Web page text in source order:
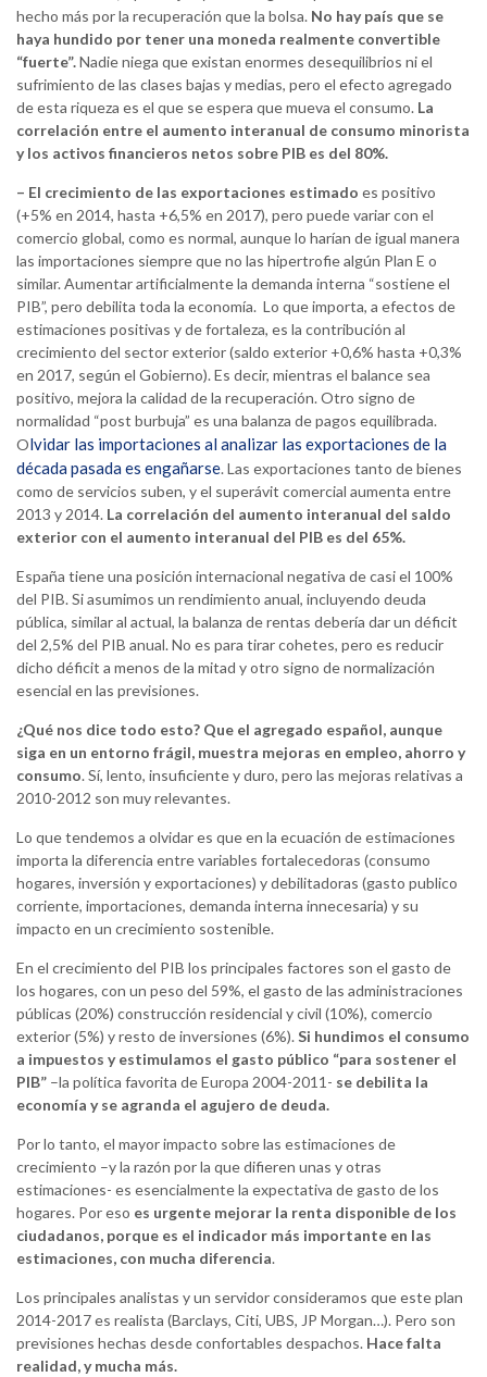
hecho más por la recuperación que la bolsa. No hay país que se
haya hundido por tener una moneda realmente convertible
“fuerte”.Nadie niega que existan enormes desequilibrios ni el
sufrimiento de las clases bajas y medias, pero el efecto agregado
de esta riqueza es el que se espera que mueva el consumo. La
correlación entre el aumento interanual de consumo minorista
y los activos financieros netos sobre PIB es del 80%.
– El crecimiento de las exportaciones estimado es positivo
(+5% en 2014, hasta +6,5% en 2017), pero puede variar con el
comercio global, como es normal, aunque lo harían de igual manera
las importaciones siempre que no las hipertrofie algún Plan E o
similar. Aumentar artificialmente la demanda interna “sostiene el
PIB”, pero debilita toda la economía. Lo que importa, a efectos de
estimaciones positivas y de fortaleza, es la contribución al
crecimiento del sector exterior (saldo exterior +0,6% hasta +0,3%
en 2017, según el Gobierno). Es decir, mientras el balance sea
positivo, mejora la calidad de la recuperación. Otro signo de
normalidad “post burbuja” es una balanza de pagos equilibrada.
Olvidar las importaciones al analizar las exportaciones de la
década pasada es engañarse. Las exportaciones tanto de bienes
como de servicios suben, y el superávit comercial aumenta entre
2013 y 2014. La correlación del aumento interanual del saldo
exterior con el aumento interanual del PIB es del 65%.
España tiene una posición internacional negativa de casi el 100%
del PIB. Si asumimos un rendimiento anual, incluyendo deuda
pública, similar al actual, la balanza de rentas debería dar un déficit
del 2,5% del PIB anual. No es para tirar cohetes, pero es reducir
dicho déficit a menos de la mitad y otro signo de normalización
esencial en las previsiones.
¿Qué nos dice todo esto? Que el agregado español, aunque
siga en un entorno frágil, muestra mejoras en empleo, ahorro y
consumo. Sí, lento, insuficiente y duro, pero las mejoras relativas a
2010-2012 son muy relevantes.
Lo que tendemos a olvidar es que en la ecuación de estimaciones
importa la diferencia entre variables fortalecedoras (consumo
hogares, inversión y exportaciones) y debilitadoras (gasto publico
corriente, importaciones, demanda interna innecesaria) y su
impacto en un crecimiento sostenible.
En el crecimiento del PIB los principales factores son el gasto de
los hogares, con un peso del 59%, el gasto de las administraciones
públicas (20%) construcción residencial y civil (10%), comercio
exterior (5%) y resto de inversiones (6%).Si hundimos el consumo
a impuestos y estimulamos el gasto público “para sostener el
PIB” –la política favorita de Europa 2004-2011- se debilita la
economía y se agranda el agujero de deuda.
Por lo tanto, el mayor impacto sobre las estimaciones de
crecimiento –y la razón por la que difieren unas y otras
estimaciones- es esencialmente la expectativa de gasto de los
hogares. Por eso es urgente mejorar la renta disponible de los
ciudadanos, porque es el indicador más importante en las
estimaciones, con mucha diferencia.
Los principales analistas y un servidor consideramos que este plan
2014-2017 es realista (Barclays, Citi, UBS, JP Morgan…). Pero son
previsiones hechas desde confortables despachos. Hace falta
realidad, y mucha más.